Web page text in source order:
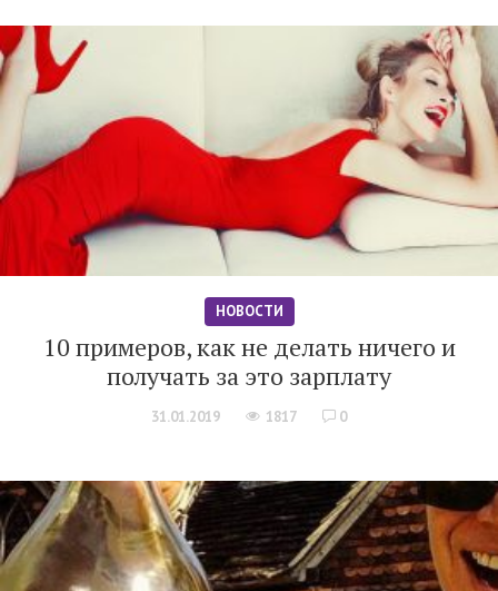
НОВОСТИ
10 примеров, как не делать ничего и
получать за это зарплату
31.01.2019 1817 0